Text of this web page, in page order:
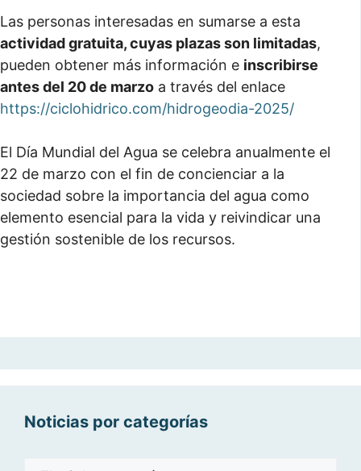
Las personas interesadas en sumarse a esta
actividad gratuita, cuyas plazas son limitadas,
pueden obtener más información e inscribirse
antes del 20 de marzo a través del enlace
https://ciclohidrico.com/hidrogeodia-2025/
El Día Mundial del Agua se celebra anualmente el
22 de marzo con el fin de concienciar a la
sociedad sobre la importancia del agua como
elemento esencial para la vida y reivindicar una
gestión sostenible de los recursos.
Noticias por categorías